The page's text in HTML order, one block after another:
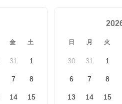
金 土
31 1
7 8
14 15
日 月 火
30 31 1
6 7 8
13 14 15